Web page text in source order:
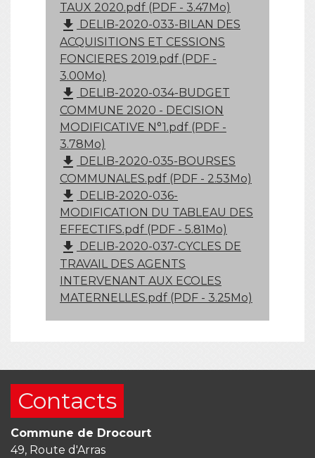
TAUX 2020.pdf (PDF - 3.47Mo)
file_download
DELIB-2020-033-BILAN DES
ACQUISITIONS ET CESSIONS
FONCIERES 2019.pdf (PDF -
3.00Mo)
file_download DELIB-2020-034-BUDGET
COMMUNE 2020 - DECISION
MODIFICATIVE N°1.pdf (PDF -
3.78Mo)
file_download DELIB-2020-035-BOURSES
COMMUNALES.pdf (PDF - 2.53Mo)
file_download DELIB-2020-036-
MODIFICATION DU TABLEAU DES
EFFECTIFS.pdf (PDF - 5.81Mo)
file_download
DELIB-2020-037-CYCLES DE
TRAVAIL DES AGENTS
INTERVENANT AUX ECOLES
MATERNELLES.pdf (PDF - 3.25Mo)
Contacts
Commune de Drocourt
49, Route d'Arras